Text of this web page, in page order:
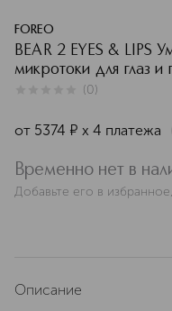
FOREO
BEAR 2 EYES & LIPS
микротоки для глаз и
(0)
от 5374 ¤ х 4 платежа
Временно нет в
Добавьте его в
Описание